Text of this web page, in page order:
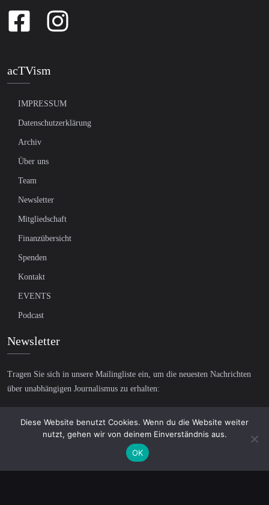
acTVism
IMPRESSUM
Datenschutzerklärung
Archiv
Über uns
Team
Newsletter
Mitgliedschaft
Finanzübersicht
Spenden
Kontakt
EVENTS
Podcast
Newsletter
Tragen Sie sich in unsere Mailingliste ein, um die neuesten Nachrichten
über unabhängigen Journalismus zu erhalten:
Diese Website benutzt Cookies. Wenn du die Website weiter
nutzt, gehen wir von deinem Einverständnis aus.
OK